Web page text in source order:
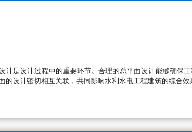
是设计过程中的重要环节。合理的总平面设计能够确保
设计密切相互关联，共同影响水利水电工程建筑的综合效